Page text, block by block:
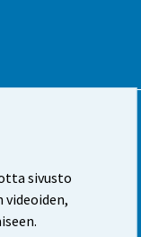
sivusto